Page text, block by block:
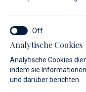
Vorstandsmitglieder:
d.o.o.
Analytische Cookies
Analytische Cookies
indem sie
und darüber berichten.